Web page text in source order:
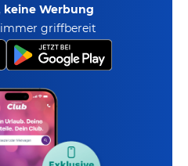
keine Werbung
griffbereit